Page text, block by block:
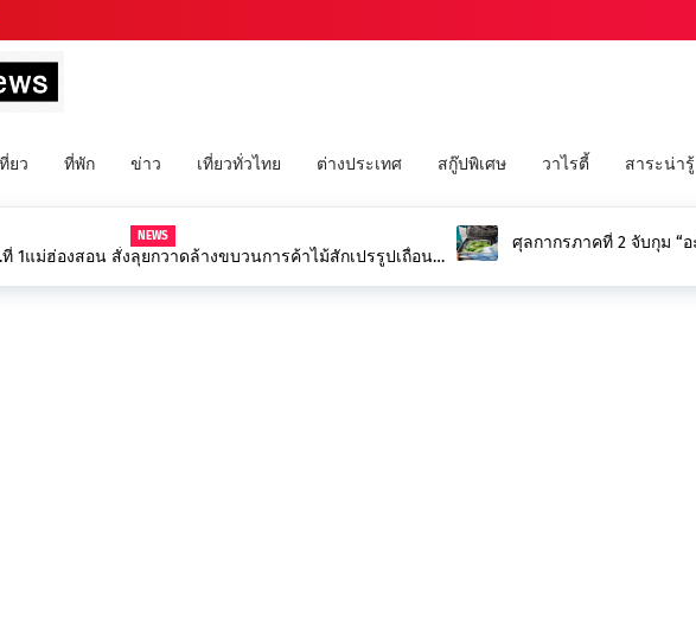
ยว ที่พัก ข่าว เที่ยวทั่วไทย ต่างประเทศ สกู๊ปพิเศษ วาไรตี้ สาระน่ารู้
NEWS
1แม่ฮ่องสอน สั่งลุยกวาดล้างขบวนการค้าไม้สักเปรรูปเถื่อน
ศุลกากรภาคที่ 2 จับกุม “